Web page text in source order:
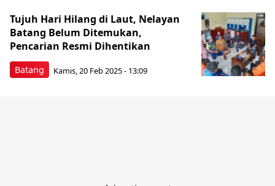
Batang
Tujuh Hari Hilang di Laut, Nelayan
Batang Belum Ditemukan,
Pencarian Resmi Dihentikan
Kamis, 20 Feb 2025 - 13:09